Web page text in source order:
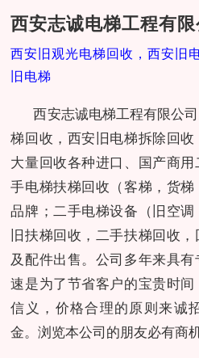
西安志诚电梯工程有限
西安旧观光电梯回收，西安旧
旧电梯
西安志诚电梯工程有限公
梯回收，西安旧电梯拆除回
大量回收各种进口、国产商
手电梯扶梯回收（客梯，货
品牌；二手电梯设备（旧空调
旧扶梯回收，二手扶梯回收
及配件出售。公司多年来具
速是为了节省客户的宝贵时
信义，价格合理的原则来诚
金。浏览本公司的朋友必有商机